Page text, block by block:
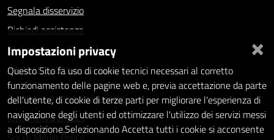
Segnala disservizio
Richiedi assistenza
Statistiche dei Siti web
Intranet - accesso riservato
Amministrazione trasparente
Informativa privacy
Social Media Policy
×
Impostazioni privacy
Questo Sito fa uso di cookie tecnici necessari al corretto
funzionamento delle pagine web e, previa accettazione da parte
dell'utente, di cookie di terze parti per migliorare l'esperienza di
navigazione degli utenti ed ottimizzare l'utilizzo dei servizi messi
a disposizione.Selezionando Accetta tutti i cookie si acconsente